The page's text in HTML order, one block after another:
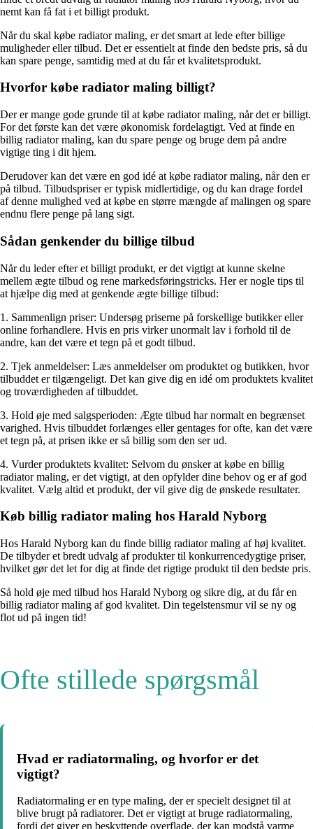
nemt kan få fat i et billigt produkt.
Når du skal købe radiator maling, er det smart at lede efter billige
muligheder eller tilbud. Det er essentielt at finde den bedste pris, så du
kan spare penge, samtidig med at du får et kvalitetsprodukt.
Hvorfor købe radiator maling billigt?
Der er mange gode grunde til at købe radiator maling, når det er billigt.
For det første kan det være økonomisk fordelagtigt. Ved at finde en
billig radiator maling, kan du spare penge og bruge dem på andre
vigtige ting i dit hjem.
Derudover kan det være en god idé at købe radiator maling, når den er
på tilbud. Tilbudspriser er typisk midlertidige, og du kan drage fordel
af denne mulighed ved at købe en større mængde af malingen og spare
endnu flere penge på lang sigt.
Sådan genkender du billige tilbud
Når du leder efter et billigt produkt, er det vigtigt at kunne skelne
mellem ægte tilbud og rene markedsføringstricks. Her er nogle tips til
at hjælpe dig med at genkende ægte billige tilbud:
1. Sammenlign priser: Undersøg priserne på forskellige butikker eller
online forhandlere. Hvis en pris virker unormalt lav i forhold til de
andre, kan det være et tegn på et godt tilbud.
2. Tjek anmeldelser: Læs anmeldelser om produktet og butikken, hvor
tilbuddet er tilgængeligt. Det kan give dig en idé om produktets kvalitet
og troværdigheden af tilbuddet.
3. Hold øje med salgsperioden: Ægte tilbud har normalt en begrænset
varighed. Hvis tilbuddet forlænges eller gentages for ofte, kan det være
et tegn på, at prisen ikke er så billig som den ser ud.
4. Vurder produktets kvalitet: Selvom du ønsker at købe en billig
radiator maling, er det vigtigt, at den opfylder dine behov og er af god
kvalitet. Vælg altid et produkt, der vil give dig de ønskede resultater.
Køb billig radiator maling hos Harald Nyborg
Hos Harald Nyborg kan du finde billig radiator maling af høj kvalitet.
De tilbyder et bredt udvalg af produkter til konkurrencedygtige priser,
hvilket gør det let for dig at finde det rigtige produkt til den bedste pris.
Så hold øje med tilbud hos Harald Nyborg og sikre dig, at du får en
billig radiator maling af god kvalitet. Din tegelstensmur vil se ny og
flot ud på ingen tid!
Ofte stillede spørgsmål
Hvad er radiatormaling, og hvorfor er det
vigtigt?
Radiatormaling er en type maling, der er specielt designet til at
blive brugt på radiatorer. Det er vigtigt at bruge radiatormaling,
fordi det giver en beskyttende overflade, der kan modstå varme